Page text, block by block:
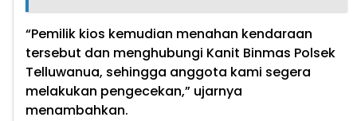
“Pemilik kios kemudian menahan kendaraan
tersebut dan menghubungi Kanit Binmas Polsek
Telluwanua, sehingga anggota kami segera
melakukan pengecekan,” ujarnya
menambahkan.